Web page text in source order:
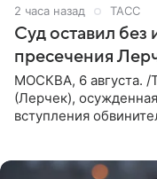
2 часа назад ТАСС
Суд оставил
пресечения
МОСКВА, 6 августа. /
(Лерчек),
вступления